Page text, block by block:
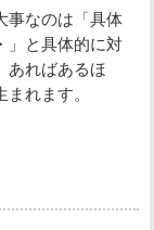
事なのは「具体
」と具体的に対
あればあるほ
れます。